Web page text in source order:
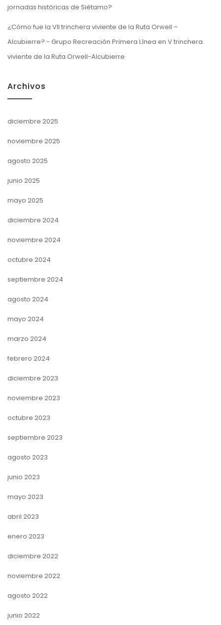
jornadas históricas de Siétamo?
¿Cómo fue la VII trinchera viviente de la Ruta Orwell –
Alcubierre? - Grupo Recreación Primera Línea en V trinchera
viviente de la Ruta Orwell-Alcubierre
Archivos
diciembre 2025
noviembre 2025
agosto 2025
junio 2025
mayo 2025
diciembre 2024
noviembre 2024
octubre 2024
septiembre 2024
agosto 2024
mayo 2024
marzo 2024
febrero 2024
diciembre 2023
noviembre 2023
octubre 2023
septiembre 2023
agosto 2023
junio 2023
mayo 2023
abril 2023
enero 2023
diciembre 2022
noviembre 2022
agosto 2022
junio 2022